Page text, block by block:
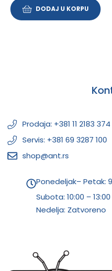
DODAJ U KORPU
Prodaja: +381 11 2183 374
Servis: +381 69 3287 100
shop@ant.rs
Ponedeljak– Petak:
Subota: 10:00 – 13:00
Nedelja: Zatvoreno